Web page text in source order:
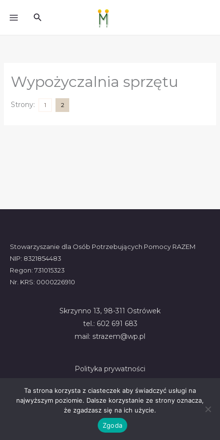
treści
Szukaj
Wypożyczalnia sprzętu
Strony: 1 2
Stowarzyszanie dla Osób Potrzebujących Pomocy RAZEM
NIP: 8321854483
Regon: 731015323
Nr. KRS: 0000226910
Skrzynno 13, 98-311 Ostrówek
tel.: 602 691 683
mail: strazem@wp.pl
Polityka prywatności
Ta strona korzysta z ciasteczek aby świadczyć usługi na
najwyższym poziomie. Dalsze korzystanie ze strony oznacza,
że zgadzasz się na ich użycie.
Zgoda